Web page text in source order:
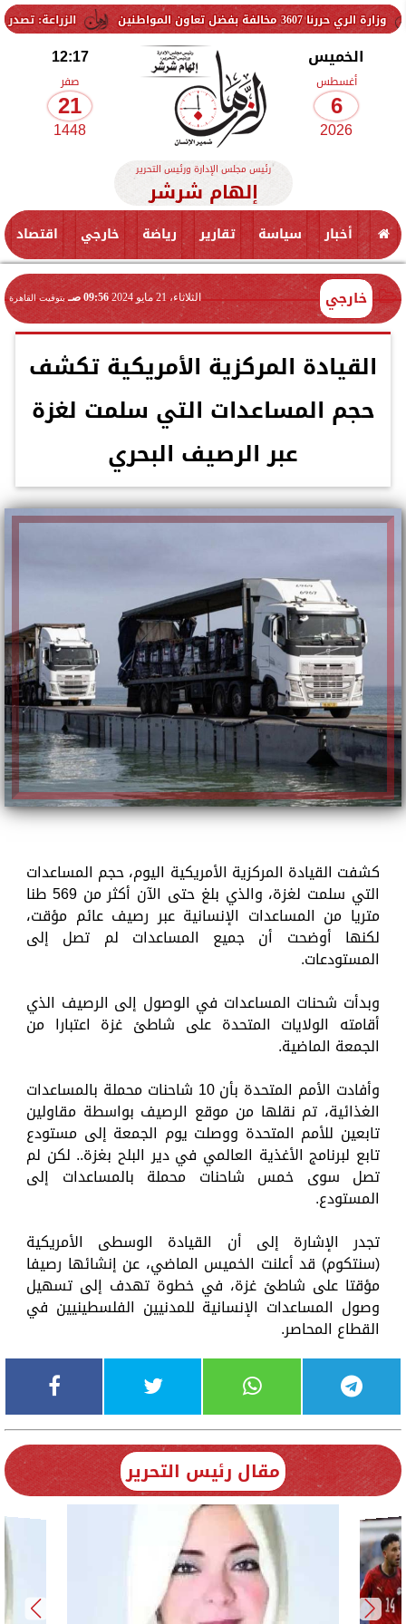
الزراعة: تصدر 712 ترخيص تشغيل جديد لمشروعات الثروة الحيوانية والداجنة.. وتسجيل 832 مخلوط أعلاف تعاون المواطنين
الخميس
أغسطس
6
2026
12:17
صفر
21
1448
رئيس مجلس الإدارة ورئيس التحرير
إلهام شرشر
أخبار سياسة تقارير رياضة خارجي اقتصاد
خارجي الثلاثاء، 21 مايو 2024 09:56 صـ بتوقيت القاهرة
القيادة المركزية الأمريكية تكشف
حجم المساعدات التي سلمت لغزة
عبر الرصيف البحري
كشفت القيادة المركزية الأمريكية اليوم، حجم المساعدات
التي سلمت لغزة، والذي بلغ حتى الآن أكثر من 569 طنا
متريا من المساعدات الإنسانية عبر رصيف عائم مؤقت،
لكنها أوضحت أن جميع المساعدات لم تصل إلى
المستودعات.
وبدأت شحنات المساعدات في الوصول إلى الرصيف الذي
أقامته الولايات المتحدة على شاطئ غزة اعتبارا من
الجمعة الماضية.
وأفادت الأمم المتحدة بأن 10 شاحنات محملة بالمساعدات
الغذائية، تم نقلها من موقع الرصيف بواسطة مقاولين
تابعين للأمم المتحدة ووصلت يوم الجمعة إلى مستودع
تابع لبرنامج الأغذية العالمي في دير البلح بغزة.. لكن لم
تصل سوى خمس شاحنات محملة بالمساعدات إلى
المستودع.
تجدر الإشارة إلى أن القيادة الوسطى الأمريكية
(سنتكوم) قد أعلنت الخميس الماضي، عن إنشائها رصيفا
مؤقتا على شاطئ غزة، في خطوة تهدف إلى تسهيل
وصول المساعدات الإنسانية للمدنيين الفلسطينيين في
القطاع المحاصر.
مقال رئيس التحرير